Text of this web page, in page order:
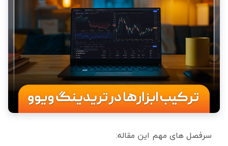
سرفصل های مهم این مقاله: